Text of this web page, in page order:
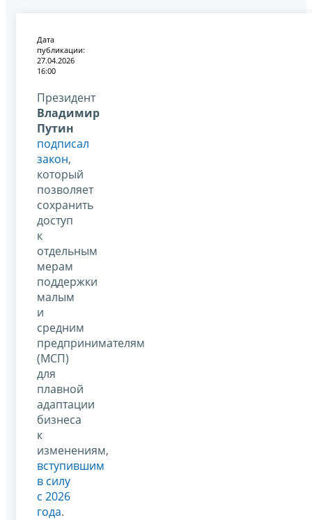
Дата
публикации:
27.04.2026
16:00
Президент
Владимир
Путин
подписал
закон,
который
позволяет
сохранить
доступ
к
отдельным
мерам
поддержки
малым
и
средним
предпринимателям
(МСП)
для
плавной
адаптации
бизнеса
к
изменениям,
вступившим
в силу
с 2026
года.